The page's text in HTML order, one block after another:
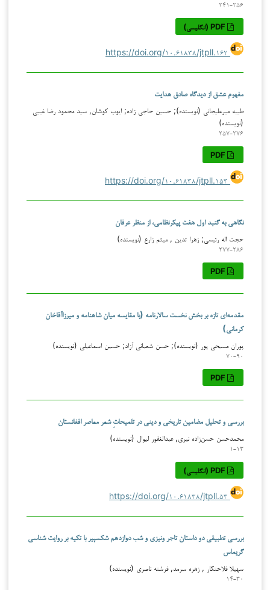
۲۴۱-۲۵۶
https://doi.org/۱۰.۶۱۸۳۸/jtpll.۱۶۲
مفهوم عشق از دیدگاه صادق هدایت
طیبه میرعلیجانی (نویسنده); حسین حاجی زاده; ایوب کوشان, سید محمود رضا غیبی
(نویسنده)
۲۵۷-۲۷۶
https://doi.org/۱۰.۶۱۸۳۸/jtpll.۱۵۳
نگاهی به گنبد اول هفت پیکرنظامی، از منظر عرفان
حجت اله رئیسی; زهرا تدین , میثم‌ زارع (نویسنده)
۲۷۷-۲۸۶
مقدمه‌ای تازه بر بخش نخست سالارنامه (با مقایسه میان شاهنامه و میرزاآقاخان
کرمانی)
پوران مسیحی پور (نویسنده); حسن شعبانی آزاد; حسین اسماعیلی (نویسنده)
۷۰-۹۰
بررسی و تحلیل مضامین تاریخی و دینی در تلمیحاتِ شعر معاصر افغانستان
محمدحسن حسن‌زاده نیری, عبدالغفور لیوال (نویسنده)
۱-۱۳
https://doi.org/۱۰.۶۱۸۳۸/jtpll.۵۳
بررسی تطبیقی دو داستان تاجر ونیزی و شب دوازدهم شکسپیر با تکیه بر روایت شناسی
گریماس
سهیلا فلاحتکار , زهره سرمد, فرشته ناصری (نویسنده)
۱۴-۳۰